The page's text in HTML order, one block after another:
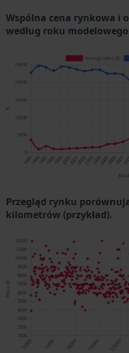
Wspólna cena rynkowa i
według roku modelowego
Przegląd rynku
kilometrów (przykład).